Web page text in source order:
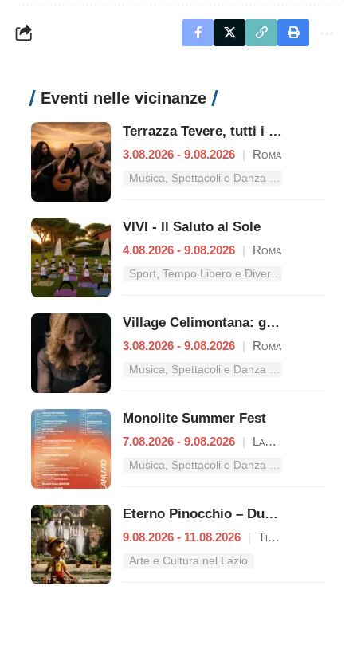
Eventi nelle vicinanze
Terrazza Tevere, tutti i concerti dal 3 al 9 agosto
3.08.2026 - 9.08.2026 | Roma
Musica, Spettacoli e Danza nel Lazio
VIVI - Il Saluto al Sole
4.08.2026 - 9.08.2026 | Roma
Sport, Tempo Libero e Divertimento nel Lazio
Village Celimontana: gli appuntamenti dal 3 al 9 agosto
3.08.2026 - 9.08.2026 | Roma
Musica, Spettacoli e Danza nel Lazio
Monolite Summer Fest
7.08.2026 - 9.08.2026 | Lanuvio
Musica, Spettacoli e Danza nel Lazio
Eterno Pinocchio – Duecento anni di Collodi
9.08.2026 - 11.08.2026 | Tivoli
Arte e Cultura nel Lazio